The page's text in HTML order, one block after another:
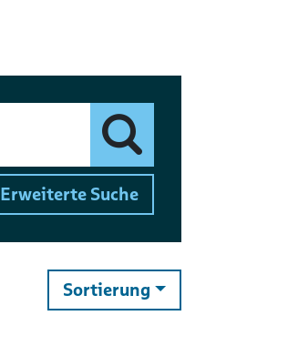
Erweiterte Suche
Sortierungändern